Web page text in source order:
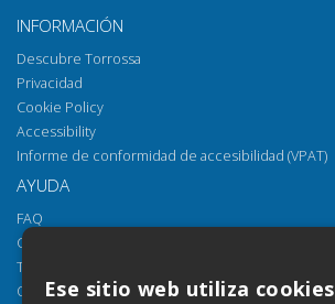
INFORMACIÓN
Descubre Torrossa
Privacidad
Cookie Policy
Accessibility
Informe de conformidad de accesibilidad (VPAT)
AYUDA
FAQ
Cómo abrir los archivos
Torrossa Reader
Opciones de acceso
Ese sitio web utiliza cookies